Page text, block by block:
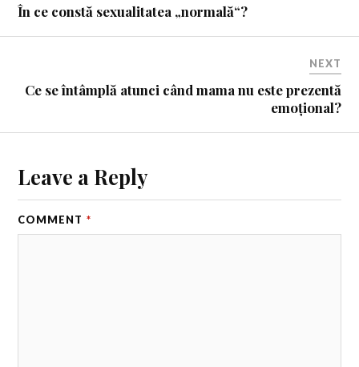
În ce constă sexualitatea „normală“?
NEXT
Ce se întâmplă atunci când mama nu este prezentă
emoțional?
Leave a Reply
COMMENT *